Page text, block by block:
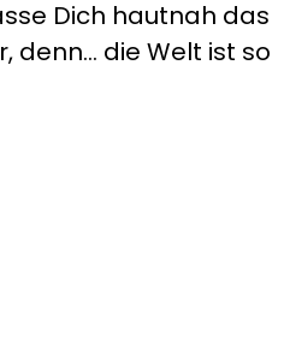
Dich hautnah das
die Welt ist so